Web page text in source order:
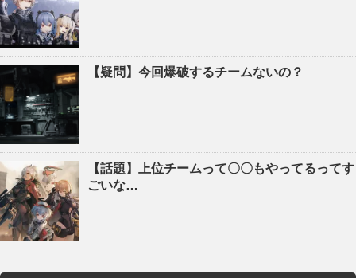
【疑問】今回爆破するチームないの？
【話題】上位チームって〇〇もやってるってす
ごいな…